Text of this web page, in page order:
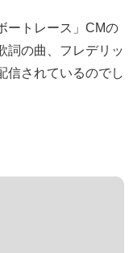
ートレース」CMの
詞の曲、フレデリッ
信されているのでし